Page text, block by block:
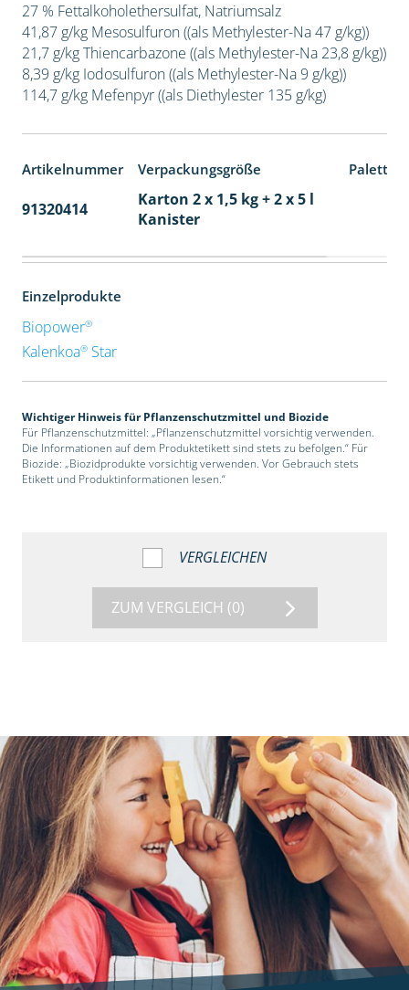
27 % Fettalkoholethersulfat, Natriumsalz
41,87 g/kg Mesosulfuron ((als Methylester-Na 47 g/kg))
21,7 g/kg Thiencarbazone ((als Methylester-Na 23,8 g/kg))
8,39 g/kg Iodosulfuron ((als Methylester-Na 9 g/kg))
114,7 g/kg Mefenpyr ((als Diethylester 135 g/kg)
Artikelnummer Verpackungsgröße
91320414
Karton 2 x 1,5 kg + 2 x 5 l
Kanister
Einzelprodukte
Biopower®
Kalenkoa®Star
Wichtiger Hinweis für Pflanzenschutzmittel und Biozide
Für Pflanzenschutzmittel: „Pflanzenschutzmittel vorsichtig verwenden.
Die Informationen auf dem Produktetikett sind stets zu befolgen.“ Für
Biozide: „Biozidprodukte vorsichtig verwenden. Vor Gebrauch stets
Etikett und Produktinformationen lesen.“
VERGLEICHEN
ZUM VERGLEICH (0)